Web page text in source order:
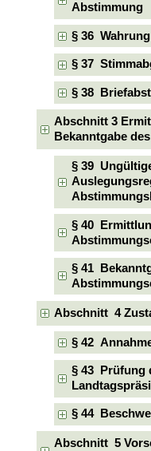
Abstimmung
§ 36
§ 37
§ 38
Abschnitt 3
Bekanntgabe
§ 39
§ 40
§ 41
Abschnitt 4
§ 42
§ 43 Prüfung
§ 44
Abschnitt 5